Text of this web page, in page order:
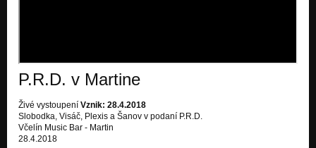
P.R.D. v Martine
Živé vystoupení Vznik: 28.4.2018
Slobodka, Visáč, Plexis a Šanov v podaní P.R.D.
Včelín Music Bar - Martin
28.4.2018